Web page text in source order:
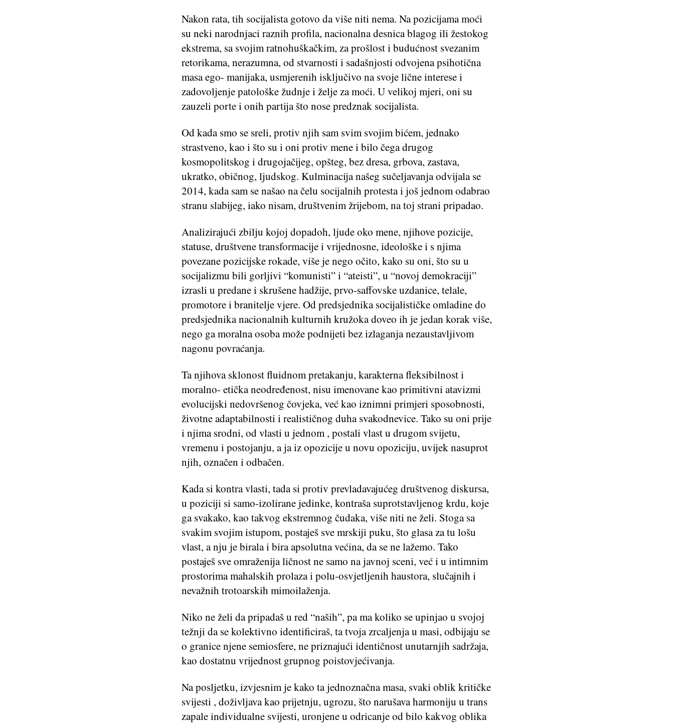
Nakon rata, tih socijalista gotovo da više niti nema. Na pozicijama moći
su neki narodnjaci raznih profila, nacionalna desnica blagog ili žestokog
ekstrema, sa svojim ratnohuškačkim, za prošlost i budućnost svezanim
retorikama, nerazumna, od stvarnosti i sadašnjosti odvojena psihotična
masa ego- manijaka, usmjerenih isključivo na svoje lične interese i
zadovoljenje patološke žudnje i želje za moći. U velikoj mjeri, oni su
zauzeli porte i onih partija što nose predznak socijalista.
Od kada smo se sreli, protiv njih sam svim svojim bićem, jednako
strastveno, kao i što su i oni protiv mene i bilo čega drugog
kosmopolitskog i drugojačijeg, opšteg, bez dresa, grbova, zastava,
ukratko, običnog, ljudskog. Kulminacija našeg sučeljavanja odvijala se
2014, kada sam se našao na čelu socijalnih protesta i još jednom odabrao
stranu slabijeg, iako nisam, društvenim žrijebom, na toj strani pripadao.
Analizirajući zbilju kojoj dopadoh, ljude oko mene, njihove pozicije,
statuse, društvene transformacije i vrijednosne, ideološke i s njima
povezane pozicijske rokade, više je nego očito, kako su oni, što su u
socijalizmu bili gorljivi “komunisti” i “ateisti”, u “novoj demokraciji”
izrasli u predane i skrušene hadžije, prvo-saffovske uzdanice, telale,
promotore i branitelje vjere. Od predsjednika socijalističke omladine do
predsjednika nacionalnih kulturnih kružoka doveo ih je jedan korak više,
nego ga moralna osoba može podnijeti bez izlaganja nezaustavljivom
nagonu povraćanja.
Ta njihova sklonost fluidnom pretakanju, karakterna fleksibilnost i
moralno- etička neodređenost, nisu imenovane kao primitivni atavizmi
evolucijski nedovršenog čovjeka, već kao iznimni primjeri sposobnosti,
životne adaptabilnosti i realističnog duha svakodnevice. Tako su oni prije
i njima srodni, od vlasti u jednom , postali vlast u drugom svijetu,
vremenu i postojanju, a ja iz opozicije u novu opoziciju, uvijek nasuprot
njih, označen i odbačen.
Kada si kontra vlasti, tada si protiv prevladavajućeg društvenog diskursa,
u poziciji si samo-izolirane jedinke, kontraša suprotstavljenog krdu, koje
ga svakako, kao takvog ekstremnog čudaka, više niti ne želi. Stoga sa
svakim svojim istupom, postaješ sve mrskiji puku, što glasa za tu lošu
vlast, a nju je birala i bira apsolutna većina, da se ne lažemo. Tako
postaješ sve omraženija ličnost ne samo na javnoj sceni, već i u intimnim
prostorima mahalskih prolaza i polu-osvjetljenih haustora, slučajnih i
nevažnih trotoarskih mimoilaženja.
Niko ne želi da pripadaš u red “naših”, pa ma koliko se upinjao u svojoj
težnji da se kolektivno identificiraš, ta tvoja zrcaljenja u masi, odbijaju se
o granice njene semiosfere, ne priznajući identičnost unutarnjih sadržaja,
kao dostatnu vrijednost grupnog poistovjećivanja.
Na posljetku, izvjesnim je kako ta jednoznačna masa, svaki oblik kritičke
svijesti , doživljava kao prijetnju, ugrozu, što narušava harmoniju u trans
zapale individualne svijesti, uronjene u odricanje od bilo kakvog oblika